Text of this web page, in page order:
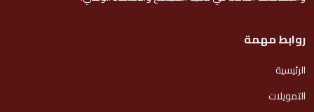
روابط مهمة
الرئيسية
التمويلات